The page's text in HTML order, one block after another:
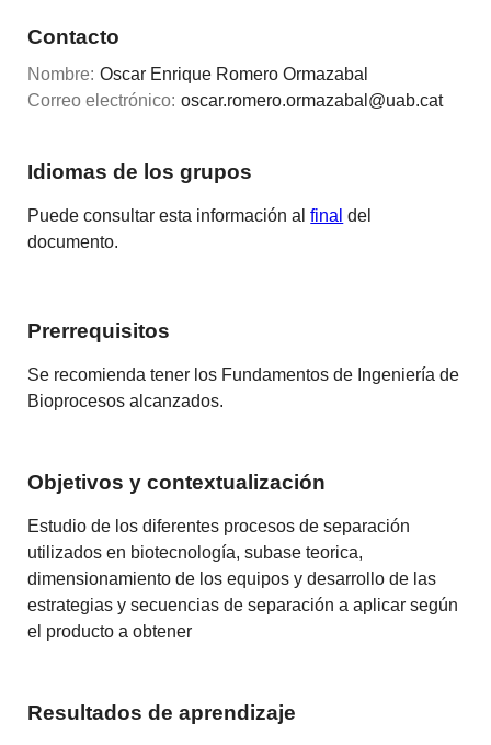
Contacto
Nombre: Oscar Enrique Romero Ormazabal
Correo electrónico: oscar.romero.ormazabal@uab.cat
Idiomas de los grupos
Puede consultar esta información alfinal del
documento.
Prerrequisitos
Se recomienda tener los Fundamentos de Ingeniería de
Bioprocesos alcanzados.
Objetivos y contextualización
Estudio de los diferentes procesos de separación
utilizados en biotecnología, subase teorica,
dimensionamiento de los equipos y desarrollo de las
estrategias y secuencias de separación a aplicar según
el producto a obtener
Resultados de aprendizaje